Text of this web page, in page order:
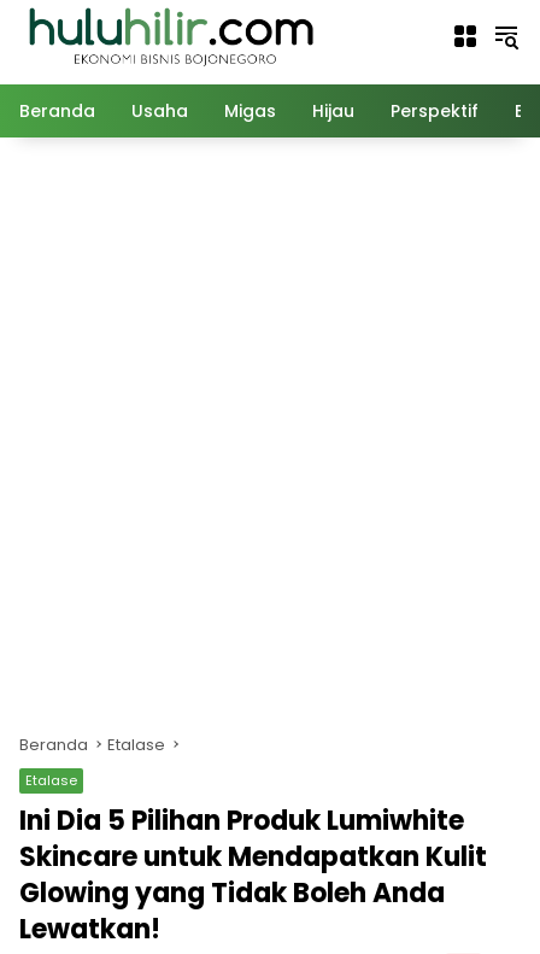
Langsung
Beranda Usaha Migas Hijau Perspektif
Beranda Etalase
Etalase
Ini Dia 5 Pilihan Produk Lumiwhite
Skincare untuk Mendapatkan Kulit
Glowing yang Tidak Boleh Anda
Lewatkan!